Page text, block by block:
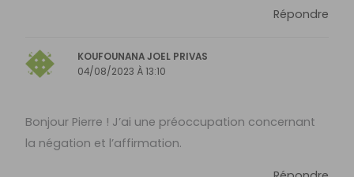
Répondre
KOUFOUNANA JOEL PRIVAS
04/08/2023 À 13:10
Bonjour Pierre ! J’ai une préoccupation concernant
la négation et l’affirmation.